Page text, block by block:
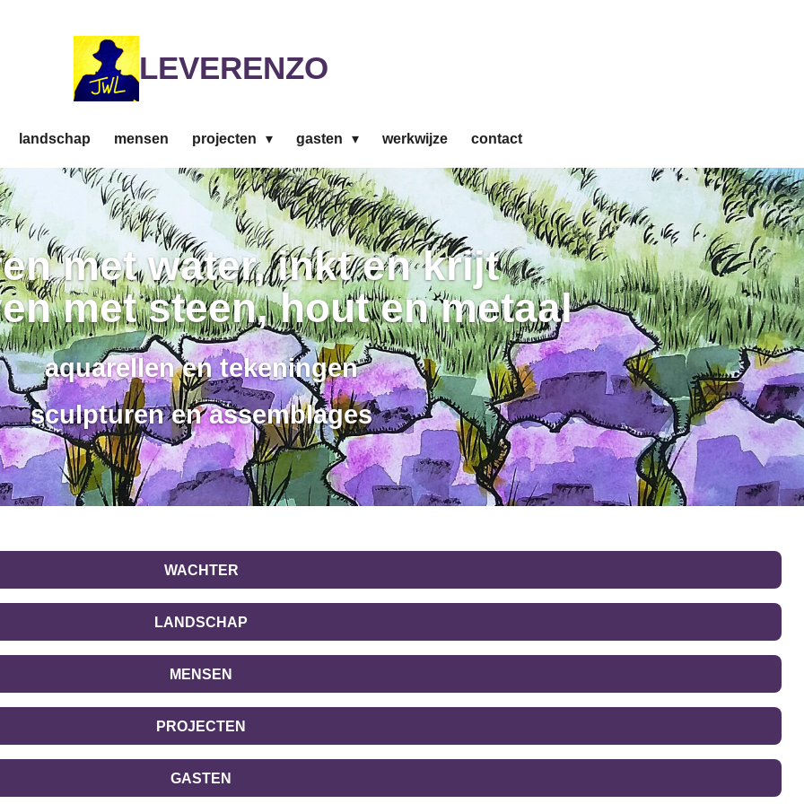
LEVERENZO
landschap mensen projecten gasten werkwijze contact
met water, inkt en krijt
met steen, hout en metaal
aquarellen en tekeningen
sculpturen en assemblages
WACHTER
LANDSCHAP
MENSEN
PROJECTEN
GASTEN